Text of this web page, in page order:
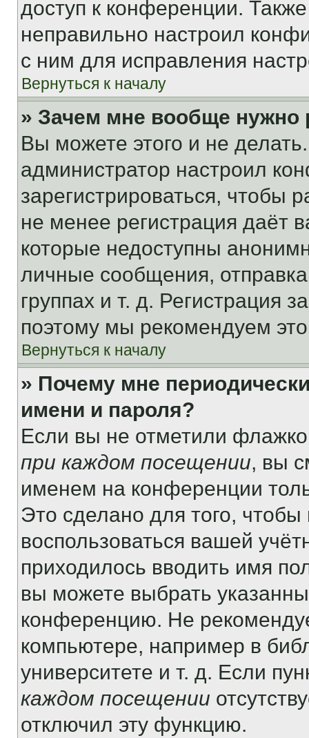
доступ к конференции.
неправильно настроил
с ним для исправления
Вернуться к началу
» Зачем мне вообще нужно
Вы можете этого и не
администратор настроил
зарегистрироваться, чтобы
не менее регистрация даёт
которые недоступны
личные сообщения,
группах и т. д. Регистрация
поэтому мы рекомендуем
Вернуться к началу
» Почему мне
имени и пароля?
Если вы не отметили
при каждом посещении, вы
именем на конференции
Это сделано для того, чтобы
воспользоваться вашей
приходилось вводить имя
вы можете выбрать
конференцию. Не
компьютере, например в
университете и т. д. Если
каждом посещении
отключил эту функцию.